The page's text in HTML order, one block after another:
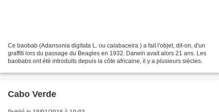
Ce baobab (Adansonia digitata L. ou calabaceira ) a fait l'objet, dit-on, d'un
graffiti lors du passage du Beagles en 1932. Darwin avait alors 21 ans. Les
baobabs ont été introduits depuis la côte africaine, il y a plusieurs siècles.
Cabo Verde